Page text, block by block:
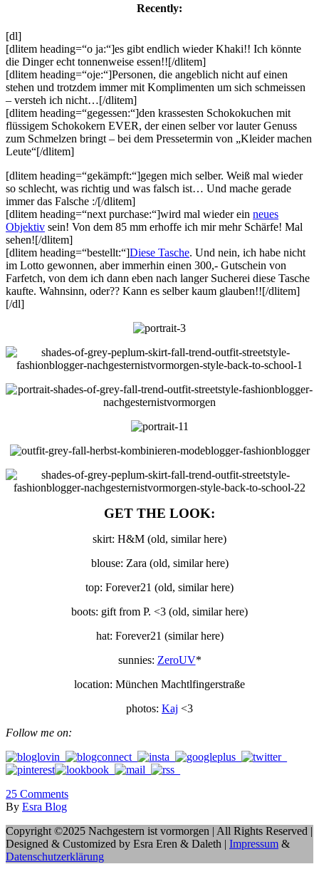
Recently:
[dl]
[dlitem heading=“o ja:“]es gibt endlich wieder Khaki!! Ich könnte
die Dinger echt tonnenweise essen!![/dlitem]
[dlitem heading=“oje:“]Personen, die angeblich nicht auf einen
stehen und trotzdem immer mit Komplimenten um sich schmeissen
– versteh ich nicht…[/dlitem]
[dlitem heading=“gegessen:“]den krassesten Schokokuchen mit
flüssigem Schokokern EVER, der einen selber vor lauter Genuss
zum Schmelzen bringt – bei dem Pressetermin von „Kleider machen
Leute“[/dlitem]
[dlitem heading=“gekämpft:“]gegen mich selber. Weiß mal wieder
so schlecht, was richtig und was falsch ist… Und mache gerade
immer das Falsche :/[/dlitem]
[dlitem heading=“next purchase:“]wird mal wieder ein neues
Objektiv sein! Von dem 85 mm erhoffe ich mir mehr Schärfe! Mal
sehen![/dlitem]
[dlitem heading=“bestellt:“]Diese Tasche. Und nein, ich habe nicht
im Lotto gewonnen, aber immerhin einen 300,- Gutschein von
Farfetch, von dem ich dann eben nach langer Sucherei diese Tasche
kaufte. Wahnsinn, oder?? Kann es selber kaum glauben!![/dlitem]
[/dl]
GET THE LOOK:
skirt: H&M (old, similar here)
blouse: Zara (old, similar here)
top: Forever21 (old, similar here)
boots: gift from P. <3 (old, similar here)
hat: Forever21 (similar here)
sunnies: ZeroUV*
location: München Machtlfingerstraße
photos: Kaj <3
Follow me on:
25 Comments
By Esra Blog
Copyright ©2025 Nachgestern ist vormorgen | All Rights Reserved |
Designed & Customized by Esra Eren & Daleth | Impressum &
Datenschutzerklärung